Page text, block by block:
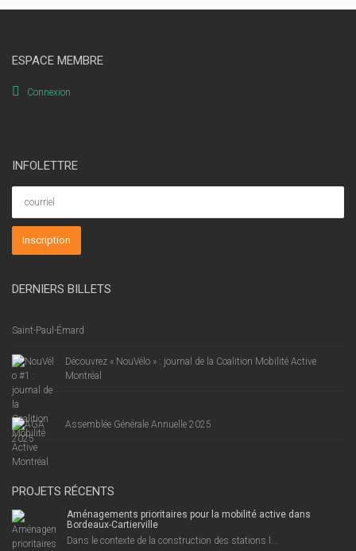
ESPACE MEMBRE
Connexion
INFOLETTRE
DERNIERS BILLETS
Saint-Paul-Émard
Découvrez « NouVélo » : journal de la Coalition Mobilité Active
Montréal
Assemblée Générale Annuelle 2025
PROJETS RÉCENTS
Aménagements prioritaires pour la mobilité active dans
Bordeaux-Cartierville
Dans le contexte de la construction des stations l...